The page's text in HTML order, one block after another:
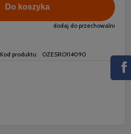
Do koszyka
dodaj do przechowalni
Kod produktu: OZESRO114090